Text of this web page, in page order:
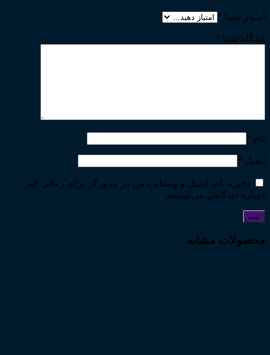
امتیاز شما *
دیدگاه شما *
نام *
ایمیل *
ذخیره نام، ایمیل و وبسایت من در مرورگر برای زمانی که
دوباره دیدگاهی می‌نویسم.
محصولات مشابه